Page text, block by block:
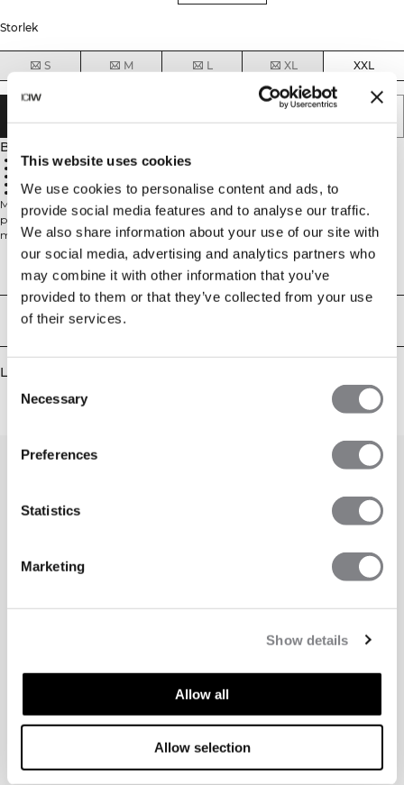
This website uses cookies
We use cookies to personalise content and ads, to
provide social media features and to analyse our traffic.
We also share information about your use of our site with
our social media, advertising and analytics partners who
may combine it with other information that you’ve
provided to them or that they’ve collected from your use
of their services.
Consent
Selection
Necessary
Preferences
Statistics
Marketing
Show details
Allow all
Allow selection
Storlek
S M L XL XXL
Beskrivning
Atletisk passform för optimal prestanda
Lätt meshkonstruktion
Designad för högintensiv träning
100% Polyester
Mirage Mesh Tank Top är ett andningsaktivt träningslinne med atletisk
passform, designat för högintensiva träningspass. Tillverkat av lätt mesh-
material ger det optimal ventilation som håller dig sval och fokuserad när
träningen blir intensiv. Den strategiska mesh-konstruktionen förbättrar
luftflödet över kroppen och förhindrar överhettning under krävande
träningspass. Med en smidig silhuett som ger obegränsad rörelsefrihet låter
detta linne dig prestera på topp. Perfekt för cardio, styrketräning eller andra
aktiviteter där temperaturreglering är viktigt. Tillverkat av 100% Polyester.
Tekniska aspekter
Leverans & returer
Liknande produkter